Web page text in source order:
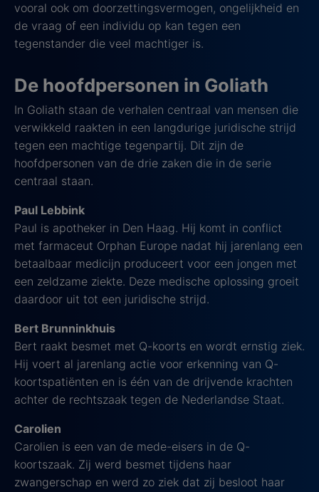
vooral ook om doorzettingsvermogen, ongelijkheid en
de vraag of een individu op kan tegen een
tegenstander die veel machtiger is.
De hoofdpersonen in Goliath
In Goliath staan de verhalen centraal van mensen die
verwikkeld raakten in een langdurige juridische strijd
tegen een machtige tegenpartij. Dit zijn de
hoofdpersonen van de drie zaken die in de serie
centraal staan.
Paul Lebbink
Paul is apotheker in Den Haag. Hij komt in conflict
met farmaceut Orphan Europe nadat hij jarenlang een
betaalbaar medicijn produceert voor een jongen met
een zeldzame ziekte. Deze medische oplossing groeit
daardoor uit tot een juridische strijd.
Bert Brunninkhuis
Bert raakt besmet met Q-koorts en wordt ernstig ziek.
Hij voert al jarenlang actie voor erkenning van Q-
koortspatiënten en is één van de drijvende krachten
achter de rechtszaak tegen de Nederlandse Staat.
Carolien
Carolien is een van de mede-eisers in de Q-
koortszaak. Zij werd besmet tijdens haar
zwangerschap en werd zo ziek dat zij besloot haar